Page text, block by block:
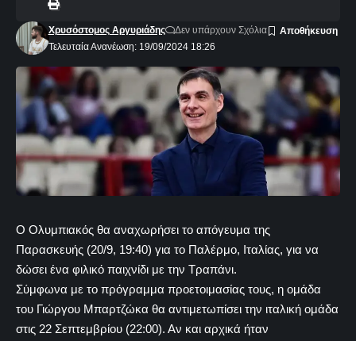
Τελευταία Ανανέωση: 19/09/2024 18:26
Χρυσόστομος Αργυριάδης Δεν υπάρχουν Σχόλια
Ο Ολυμπιακός θα αναχωρήσει το απόγευμα της
Παρασκευής (20/9, 19:40) για το Παλέρμο, Ιταλίας, για να
δώσει ένα φιλικό παιχνίδι με την Τραπάνι.
Σύμφωνα με το πρόγραμμα προετοιμασίας τους, η ομάδα
του Γιώργου Μπαρτζώκα θα αντιμετωπίσει την ιταλική ομάδα
στις 22 Σεπτεμβρίου (22:00). Αν και αρχικά ήταν